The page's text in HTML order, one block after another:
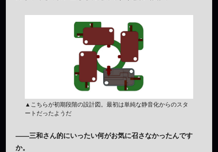
▲こちらが初期段階の設計図。最初は単純な静音化からのスタ
ートだったようだ
——三和さん的にいったい何がお気に召さなかったんです
か。